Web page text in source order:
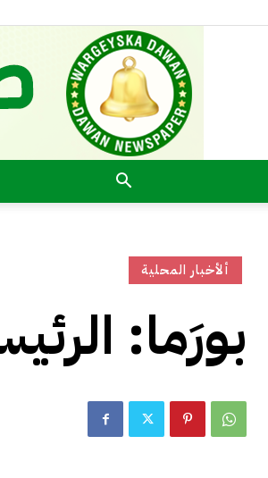
ألأخبار المحلية
بورَما: